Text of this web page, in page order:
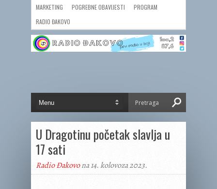
MARKETING POGREBNE OBAVIJESTI
PROGRAM
RADIO ĐAKOVO
U Dragotinu početak slavlja u
17 sati
Radio Đakovona 14. kolovoza 2023.